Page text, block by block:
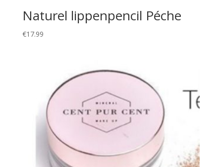
Naturel lippenpencil Péche
€17.99